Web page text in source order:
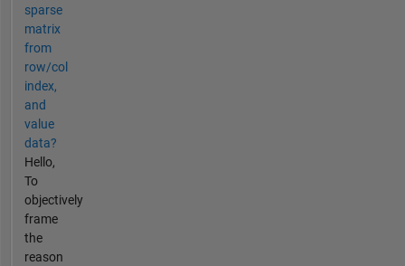
sparse
matrix
from
row/col
index,
and
value
data?
Hello,
To
objectively
frame
the
reason